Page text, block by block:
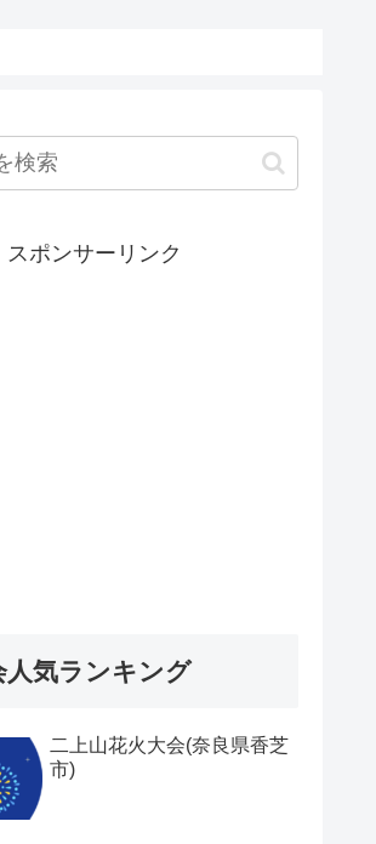
スポンサーリンク
人気ランキング
二上山花火大会(奈良県香芝
市)